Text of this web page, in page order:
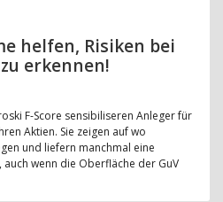
helfen, Risiken bei
erkennen!
F-Score sensibiliseren Anleger für
Aktien. Sie zeigen auf wo
und liefern manchmal eine
auch wenn die Oberfläche der GuV